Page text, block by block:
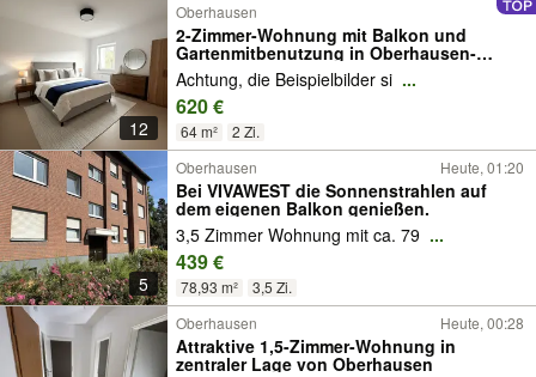
12
Oberhausen
2-Zimmer-Wohnung mit Balkon und
Gartenmitbenutzung in Oberhausen-
Stadtmitte
Achtung, die Beispielbilder si ...
620 €
64 m² 2 Zi.
5
Oberhausen Heute, 01:20
Bei VIVAWEST die Sonnenstrahlen auf
dem eigenen Balkon genießen.
3,5 Zimmer Wohnung mit ca. 79 ...
439 €
78,93 m² 3,5 Zi.
Oberhausen Heute, 00:28
Attraktive 1,5-Zimmer-Wohnung in
zentraler Lage von Oberhausen